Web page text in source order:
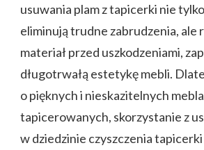
usuwania plam z tapicerki nie
eliminują trudne zabrudzenia, ale
materiał przed uszkodzeniami,
długotrwałą estetykę mebli.
o pięknych i nieskazitelnych
tapicerowanych, skorzystanie z
w dziedzinie czyszczenia tapicerki